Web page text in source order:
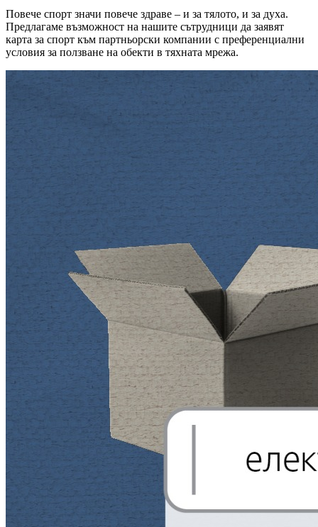
Повече спорт значи повече здраве – и за тялото, и за духа.
Предлагаме възможност на нашите сътрудници да заявят
карта за спорт към партньорски компании с преференциални
условия за ползване на обекти в тяхната мрежа.